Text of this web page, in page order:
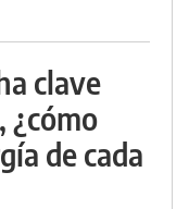
clave
¿cómo
de cada